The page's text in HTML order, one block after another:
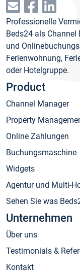
Professionelle
Beds24 als
und
Ferienwohnung,
oder Hotelgruppe.
Product
Channel Manager
Property
Online Zahlungen
Buchungsmaschine
Widgets
Agentur und Multi-
Sehen Sie was
Unternehmen
Über uns
Testimonials &
Kontakt